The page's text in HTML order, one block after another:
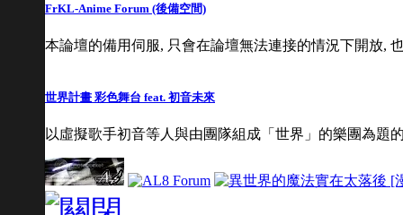
FrKL-Anime Forum (後備空間)
本論壇的備用伺服, 只會在論壇無法連接的情況下開放,
世界計畫 彩色舞台 feat. 初音未來
以虛擬歌手初音等人與由團隊組成「世界」的樂團為題